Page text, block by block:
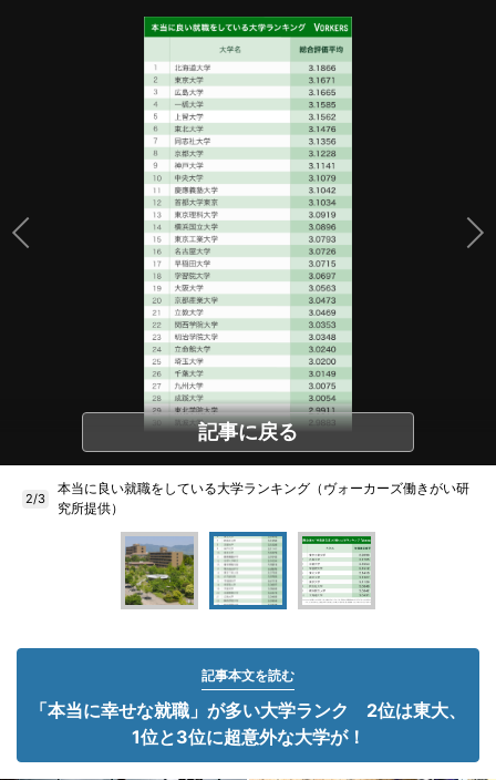
記事に戻る
2/3
本当に良い就職をしている大学ランキング（ヴォーカーズ働きがい研
究所提供）
記事本文を読む
「本当に幸せな就職」が多い大学ランク 2位は東大、
1位と3位に超意外な大学が！